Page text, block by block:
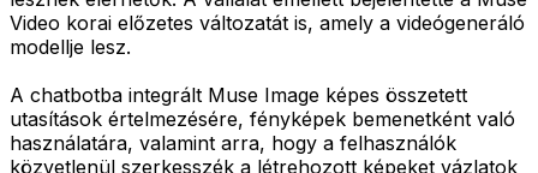
Video korai előzetes változatát is, amely a videógeneráló
modellje lesz.
A chatbotba integrált Muse Image képes összetett
utasítások értelmezésére, fényképek bemenetként való
használatára, valamint arra, hogy a felhasználók
közvetlenül szerkesszék a létrehozott képeket vázlatok